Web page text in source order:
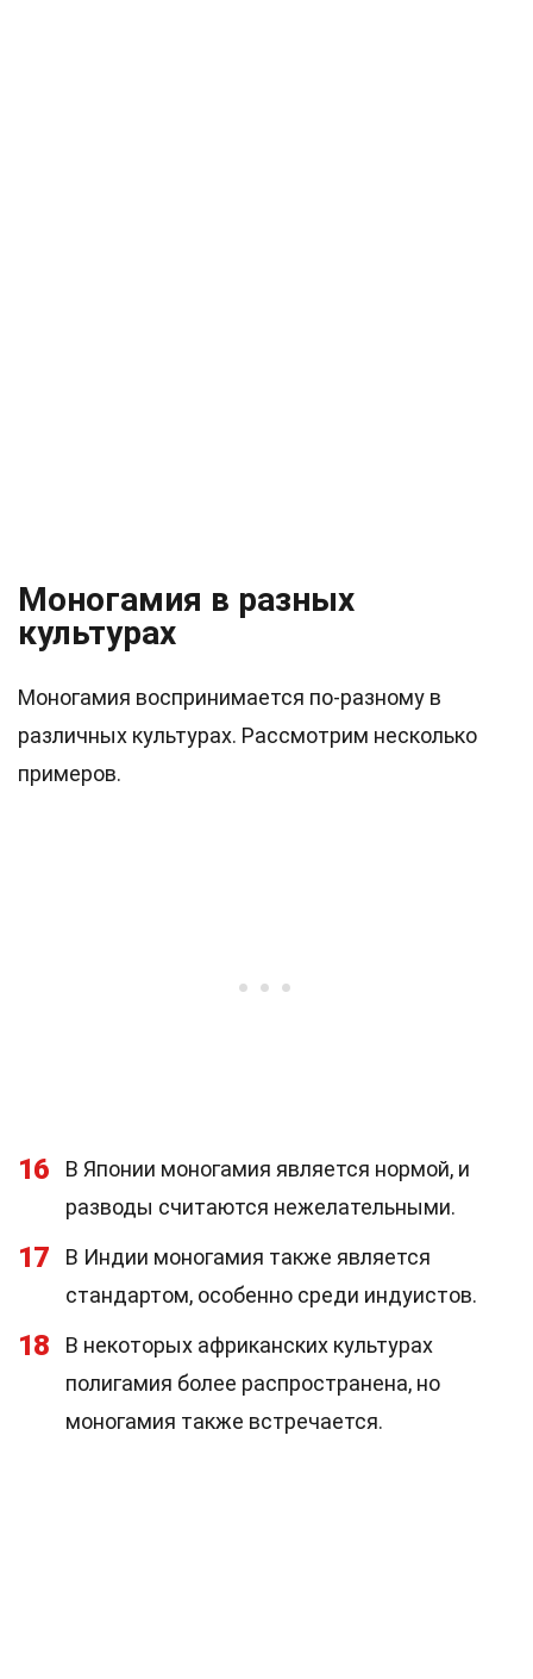
Моногамия в разных
культурах
Моногамия воспринимается по-разному в
различных культурах. Рассмотрим несколько
примеров.
16
В Японии моногамия является нормой, и
разводы считаются нежелательными.
17
В Индии моногамия также является
стандартом, особенно среди индуистов.
18
В некоторых африканских культурах
полигамия более распространена, но
моногамия также встречается.